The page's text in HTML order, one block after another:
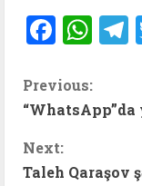
C
n
Previous:
Next:
Taleh Qaraşov